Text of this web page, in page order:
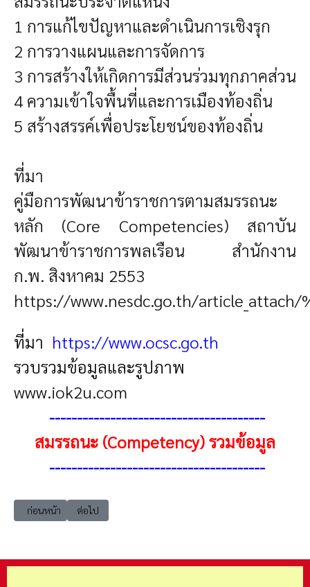
1 การแก้ไขปัญหาและดำเนินการเชิงรุก
2 การวางแผนและการจัดการ
3 การสร้างให้เกิดการมีส่วนร่วมทุกภาคส่วน
4 ความเข้าใจพื้นที่และการเมืองท้องถิ่น
5 สร้างสรรค์เพื่อประโยชน์ของท้องถิ่น
ที่มา
คู่มือการพัฒนาข้าราชการตามสมรรถนะ
หลัก (Core Competencies) สถาบัน
พัฒนาข้าราชการพลเรือน สำนักงาน
ก.พ. สิงหาคม 2553
https://www.nesdc.go.th/article_attach/
ที่มา https://www.ocsc.go.th
รวบรวมข้อมูลและรูปภาพ
www.iok2u.com
---------------------------------------
สมรรถนะ (Competency) รวมข้อมูล
---------------------------------------
เนื้อหาก่อนหน้า: สมรรถนะ การทำงานเป็นทีม (Teamwork)
ก่อนหน้า เนื้อหาถัดไป: สมรรถนะ การวัดผลสัมฤทธิ์ของงาน/โครงการ
ต่อไป